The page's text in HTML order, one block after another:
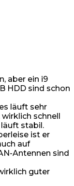
aber ein i9
HDD sind schon
läuft sehr
schnell
läuft stabil.
ist er
auf
Antennen sind
guter